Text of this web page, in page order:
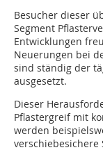
Besucher dieser
Segment
Entwicklungen
Neuerungen bei
sind ständig der
ausgesetzt.
Dieser
Pflastergreif mit
werden